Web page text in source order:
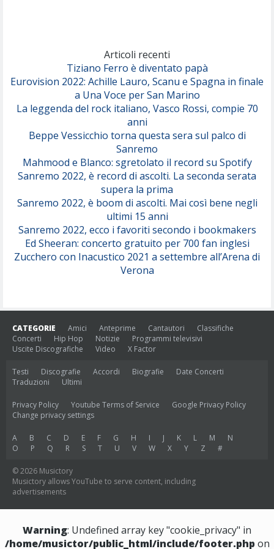
Serenamente
Articoli recenti
Tiziano Ferro è diventato papà
Eurovision 2022: Achille Lauro, Scanu e Spagna in finale
a Una Voce per San Marino
La leggenda del rock italiano, Vasco Rossi, compie 70
anni
Beppe Vessicchio torna questa sera sul palco di
Sanremo
Mahmood e Blanco: sgretolato il record su Spotify
Sanremo 2022, è record di ascolti. La seconda serata
supera la prima
Sanremo 2022, è boom di ascolti. Mai così bene negli
ultimi 15 anni
Sanremo 2022, ecco i favoriti secondo i bookmakers
Ed Sheeran: concerto gratuito per 700 fan inglesi
Zucchero con Inacustico 2021 a settembre all’Arena di
Verona
CATEGORIE Amici Anteprime Cantautori
Classifiche
Concerti
Hip Hop Notizie
Programmi televisivi
Uscite Discografiche
Video X Factor
Testi Discografie Accordi Biografie
Date Concerti
Traduzioni
Ultimi
Privacy Policy Youtube Terms of Service
Google Privacy Policy
Change privacy settings
A B C D E F G H I J K L M
N
O
P Q R S T U V W X Y Z #
© 2026 Musictory
Musictory allows YouTube to serve content, including
advertisements
Warning: Undefined array key "cookie_privacy" in
/home/musictor/public_html/include/footer.php on